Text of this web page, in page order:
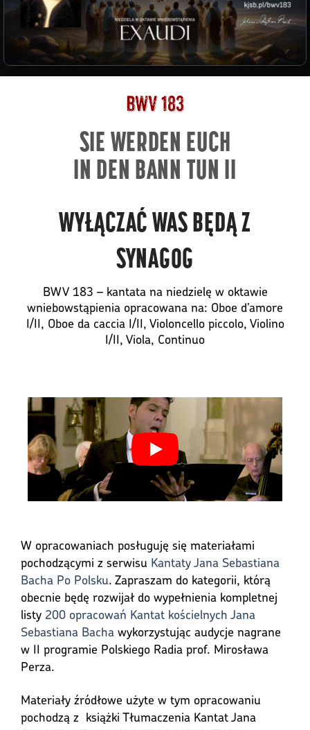
BWV 183
SIE WERDEN EUCH
IN DEN BANN TUN II
WYŁĄCZAĆ WAS BĘDĄ Z
SYNAGOG
BWV 183 – kantata na niedzielę w oktawie
wniebowstąpienia opracowana na: Oboe d’amore
I/II, Oboe da caccia I/II, Violoncello piccolo, Violino
I/II, Viola, Continuo
W opracowaniach posługuję się materiałami
pochodzącymi z serwisu Kantaty Jana Sebastiana
Bacha Po Polsku. Zapraszam do kategorii, którą
obecnie będę rozwijał do wypełnienia kompletnej
listy 200 opracowań Kantat kościelnych Jana
Sebastiana Bacha wykorzystując audycje nagrane
w II programie Polskiego Radia prof. Mirosława
Perza.
Materiały źródłowe użyte w tym opracowaniu
pochodzą z książki Tłumaczenia Kantat Jana